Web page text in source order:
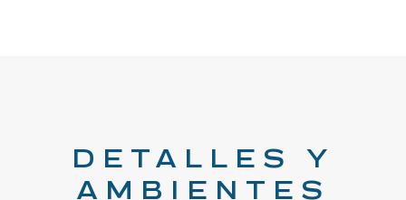
DETALLES Y
AMBIENTES